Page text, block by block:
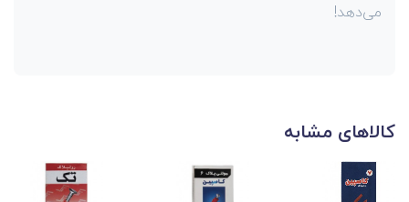
می‌دهد!
کالاهای مشابه